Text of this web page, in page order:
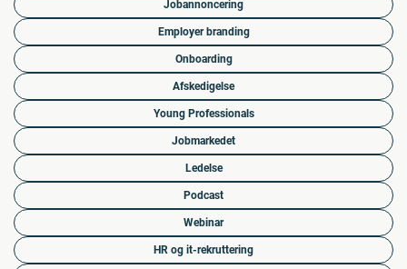
Jobannoncering
Employer branding
Onboarding
Afskedigelse
Young Professionals
Jobmarkedet
Ledelse
Podcast
Webinar
HR og it-rekruttering